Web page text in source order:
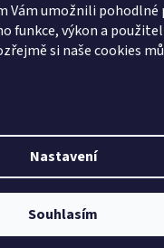
Vám umožnili
funkce, výkon a
si naše cookies
Nastavení
Souhlasím
jsou pro nás to nejcennější, a